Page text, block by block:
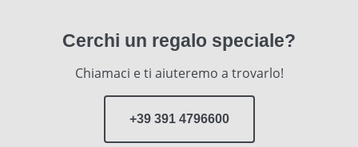
Cerchi un regalo speciale?
Chiamaci e ti aiuteremo a trovarlo!
+39 391 4796600